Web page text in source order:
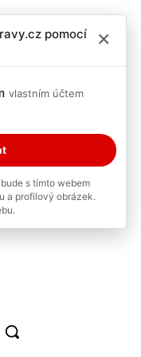
pomocí
×
vlastním účtem
s tímto webem
a profilový obrázek.